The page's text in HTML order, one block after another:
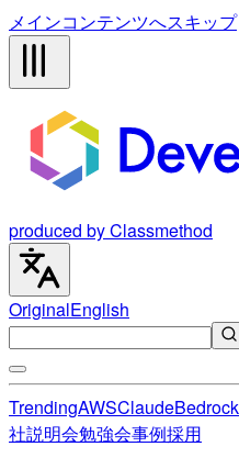
メインコンテンツへスキップ
produced by Classmethod
OriginalEnglish
TrendingAWSClaudeBedrock
社説明会勉強会事例採用